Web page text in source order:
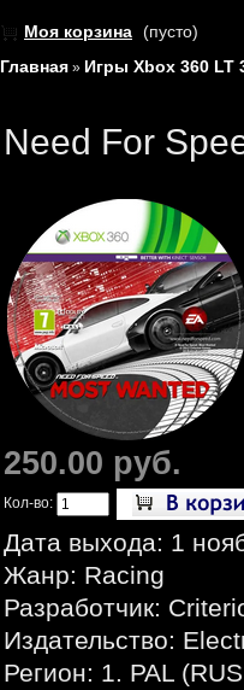
Моя корзина (пусто)
Главная » Игры Xbox 360 LT
Need For
250.00 руб.
Кол-во:
Дата выхода: 1
Жанр: Racing
Разработчик:
Издательство:
Регион: 1. PAL